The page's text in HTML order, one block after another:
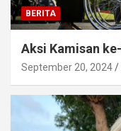
BERITA
Aksi Kamisan
September 20, 2024